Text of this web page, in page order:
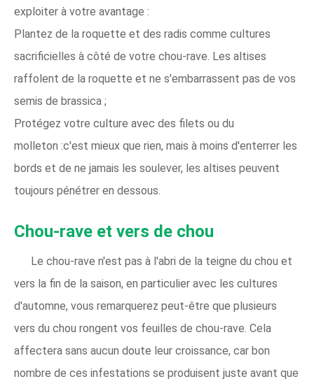
exploiter à votre avantage :
Plantez de la roquette et des radis comme cultures
sacrificielles à côté de votre chou-rave. Les altises
raffolent de la roquette et ne s'embarrassent pas de vos
semis de brassica ;
Protégez votre culture avec des filets ou du
molleton :c'est mieux que rien, mais à moins d'enterrer les
bords et de ne jamais les soulever, les altises peuvent
toujours pénétrer en dessous.
Chou-rave et vers de chou
Le chou-rave n'est pas à l'abri de la teigne du chou et
vers la fin de la saison, en particulier avec les cultures
d'automne, vous remarquerez peut-être que plusieurs
vers du chou rongent vos feuilles de chou-rave. Cela
affectera sans aucun doute leur croissance, car bon
nombre de ces infestations se produisent juste avant que